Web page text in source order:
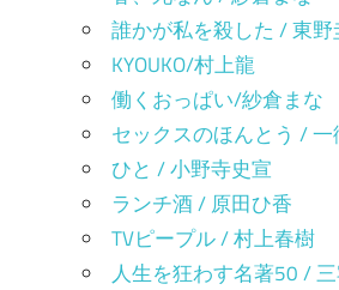
誰かが私を殺した / 東野
KYOUKO/村上龍
働くおっぱい/紗倉まな
セックスのほんとう / 一
ひと / 小野寺史宣
ランチ酒 / 原田ひ香
TVピープル / 村上春樹
人生を狂わす名著50 /